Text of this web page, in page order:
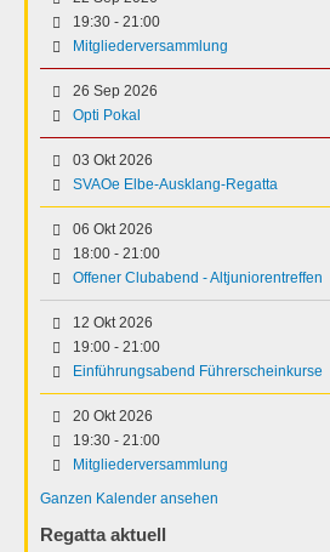
19:30 - 21:00
Mitgliederversammlung
26 Sep 2026
Opti Pokal
03 Okt 2026
SVAOe Elbe-Ausklang-Regatta
06 Okt 2026
18:00 - 21:00
Offener Clubabend - Altjuniorentreffen
12 Okt 2026
19:00 - 21:00
Einführungsabend Führerscheinkurse
20 Okt 2026
19:30 - 21:00
Mitgliederversammlung
Ganzen Kalender ansehen
Regatta aktuell